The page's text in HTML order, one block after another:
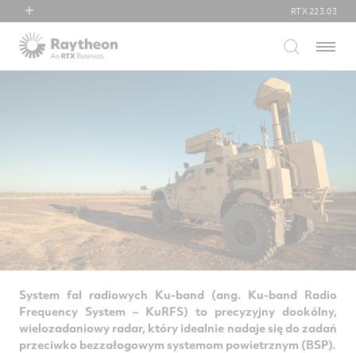
RTX
Collins Aerospace
RTX 223.03
Menu
System fal radiowych Ku-band (ang. Ku-band Radio
Frequency System – KuRFS) to precyzyjny dookólny,
wielozadaniowy radar, który idealnie nadaje się do zadań
przeciwko bezzałogowym systemom powietrznym (BSP).